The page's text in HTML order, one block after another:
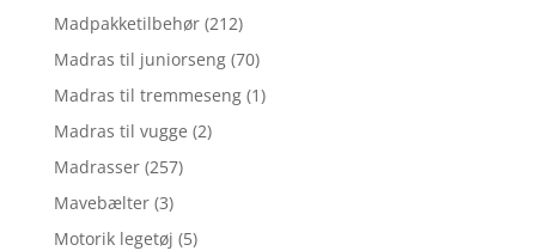
Madpakketilbehør (212)
Madras til juniorseng (70)
Madras til tremmeseng (1)
Madras til vugge (2)
Madrasser (257)
Mavebælter (3)
Motorik legetøj (5)